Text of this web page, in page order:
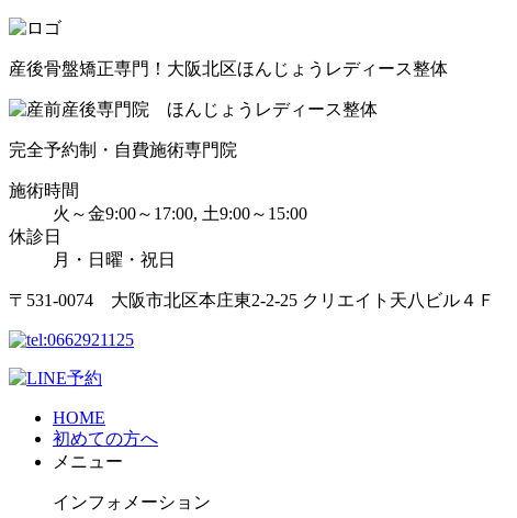
産後骨盤矯正専門！大阪北区ほんじょうレディース整体
完全予約制・自費施術専門院
施術時間
火～金9:00～17:00, 土9:00～15:00
休診日
月・日曜・祝日
〒531-0074 大阪市北区本庄東2-2-25 クリエイト天八ビル４Ｆ
HOME
初めての方へ
メニュー
インフォメーション